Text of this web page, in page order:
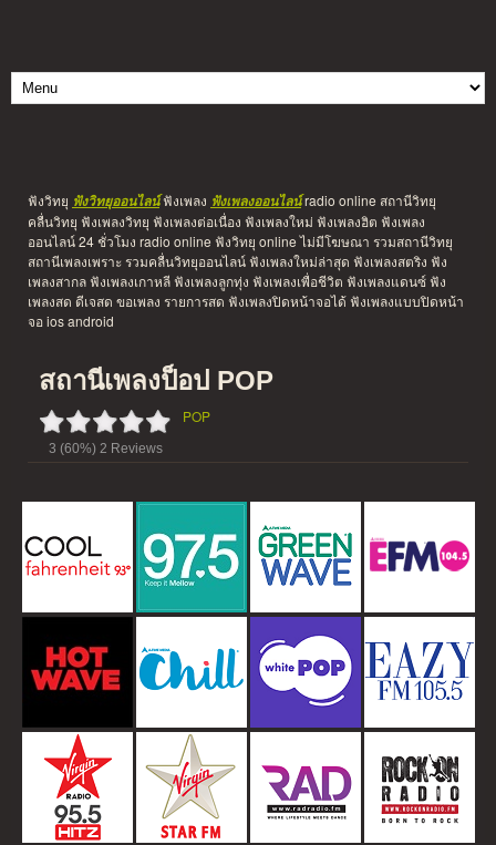
ฟังวิทยุ ฟังวิทยุออนไลน์ฟังเพลง ฟังเพลงออนไลน์radio online สถานีวิทยุ
คลื่นวิทยุ ฟังเพลงวิทยุ ฟังเพลงต่อเนื่อง ฟังเพลงใหม่ ฟังเพลงฮิต ฟังเพลง
ออนไลน์ 24 ชั่วโมง radio online ฟังวิทยุ online ไม่มีโฆษณา รวมสถานีวิทยุ
สถานีเพลงเพราะ รวมคลื่นวิทยุออนไลน์ ฟังเพลงใหม่ล่าสุด ฟังเพลงสตริง ฟัง
เพลงสากล ฟังเพลงเกาหลี ฟังเพลงลูกทุ่ง ฟังเพลงเพื่อชีวิต ฟังเพลงแดนซ์ ฟัง
เพลงสด ดีเจสด ขอเพลง รายการสด ฟังเพลงปิดหน้าจอได้ ฟังเพลงแบบปิดหน้า
จอ ios android
สถานีเพลงป็อป POP
3 (60%) 2 Reviews
POP